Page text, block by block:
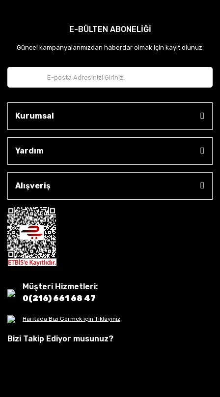
E-BÜLTEN ABONELİĞİ
Güncel kampanyalarımızdan haberdar olmak için kayıt olunuz.
Kurumsal
Yardım
Alışveriş
Müşteri Hizmetleri:
0(216) 661 68 47
Haritada Bizi Görmek için Tıklayınız
Bizi Takip Ediyor musunuz?